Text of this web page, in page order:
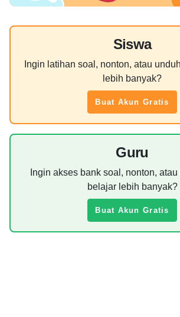
Siswa
Ingin latihan soal, nonton, atau
lebih banyak?
Buat Akun Gratis
Guru
Ingin akses bank soal, nonton,
belajar lebih banyak?
Buat Akun Gratis